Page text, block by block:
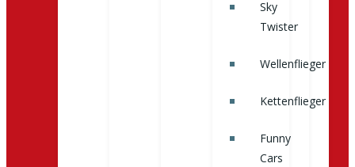
Sky
Twister
Wellenflieger
Kettenflieger
Funny
Cars